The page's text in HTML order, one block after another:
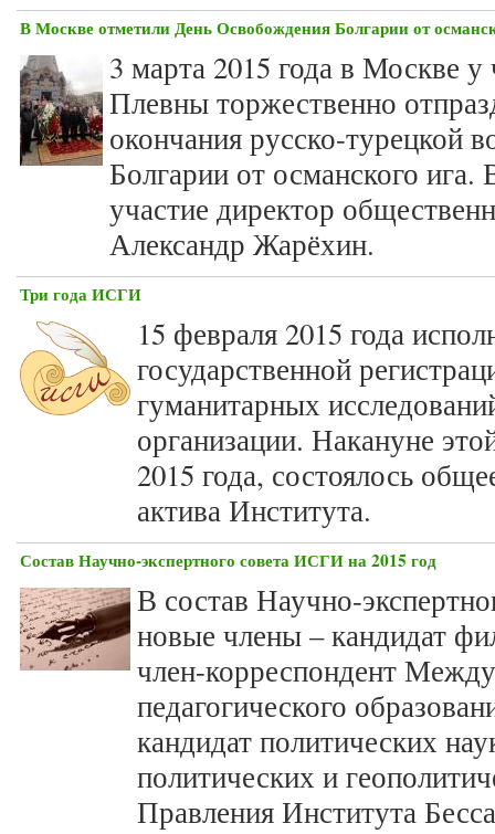
В Москве отметили День Освобождения Болгарии от
3 марта 2015 года в Москве
Плевны торжественно
окончания русско-турецкой
Болгарии от османского
участие директор
Александр Жарёхин.
Три года ИСГИ
15 февраля 2015 года
государственной
гуманитарных
организации. Накануне
2015 года, состоялось
актива Института.
Состав Научно-экспертного совета ИСГИ на 2015 год
В состав Научно-
новые члены – кандидат
член-корреспондент
педагогического
кандидат политических
политических и
Правления Института